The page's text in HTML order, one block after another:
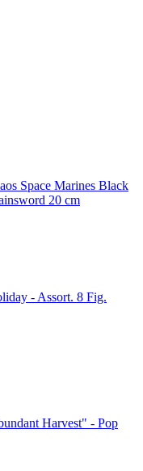
Space Marines Black
20 cm
- Assort. 8 Fig.
Harvest" - Pop